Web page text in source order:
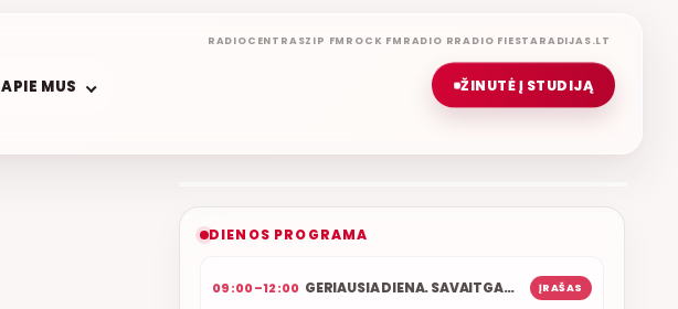
RADIOCENTRASZIP FM ROCK FM RADIO RRADIO FIESTARADIJAS.LT
ŽINUTĖ Į STUDIJĄ
APIE MUS
ETERYJE
SAVAITGALIO ASORTI REMIGIJUS LUKOČIUS
DIENOS PROGRAMA
09:00–12:00 GERIAUSIA DIENA. SAVAITGALIS ĮRAŠAS